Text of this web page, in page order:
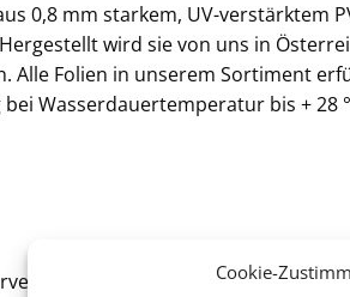
Cookie-
0,8 mm starkem, UV-verstärktem
wird sie von uns in
Alle Folien in unserem Sortiment
Wasserdauertemperatur bis + 28
und kunststoffbeschichtet